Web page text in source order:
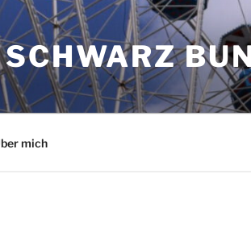
mich